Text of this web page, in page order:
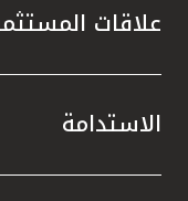
علاقات
الاستدامة